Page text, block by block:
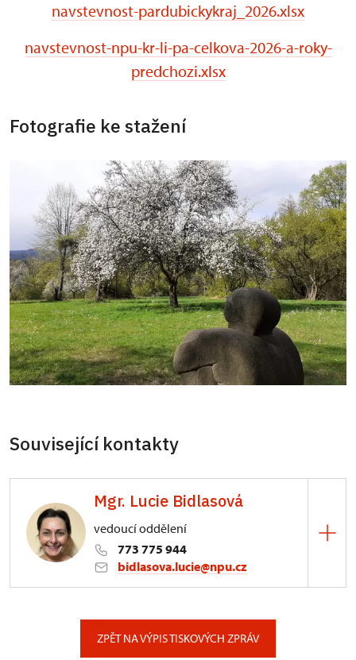
navstevnost-pardubickykraj_2026.xlsx
navstevnost-npu-kr-li-pa-celkova-2026-a-roky-
predchozi.xlsx
Fotografie ke stažení
Související kontakty
Mgr. Lucie Bidlasová
vedoucí oddělení
773 775 944
bidlasova.lucie@npu.cz
ZPĚT NA VÝPIS TISKOVÝCH ZPRÁV